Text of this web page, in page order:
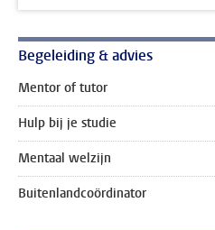
Begeleiding & advies
Mentor of tutor
Hulp bij je studie
Mentaal welzijn
Buitenlandcoördinator